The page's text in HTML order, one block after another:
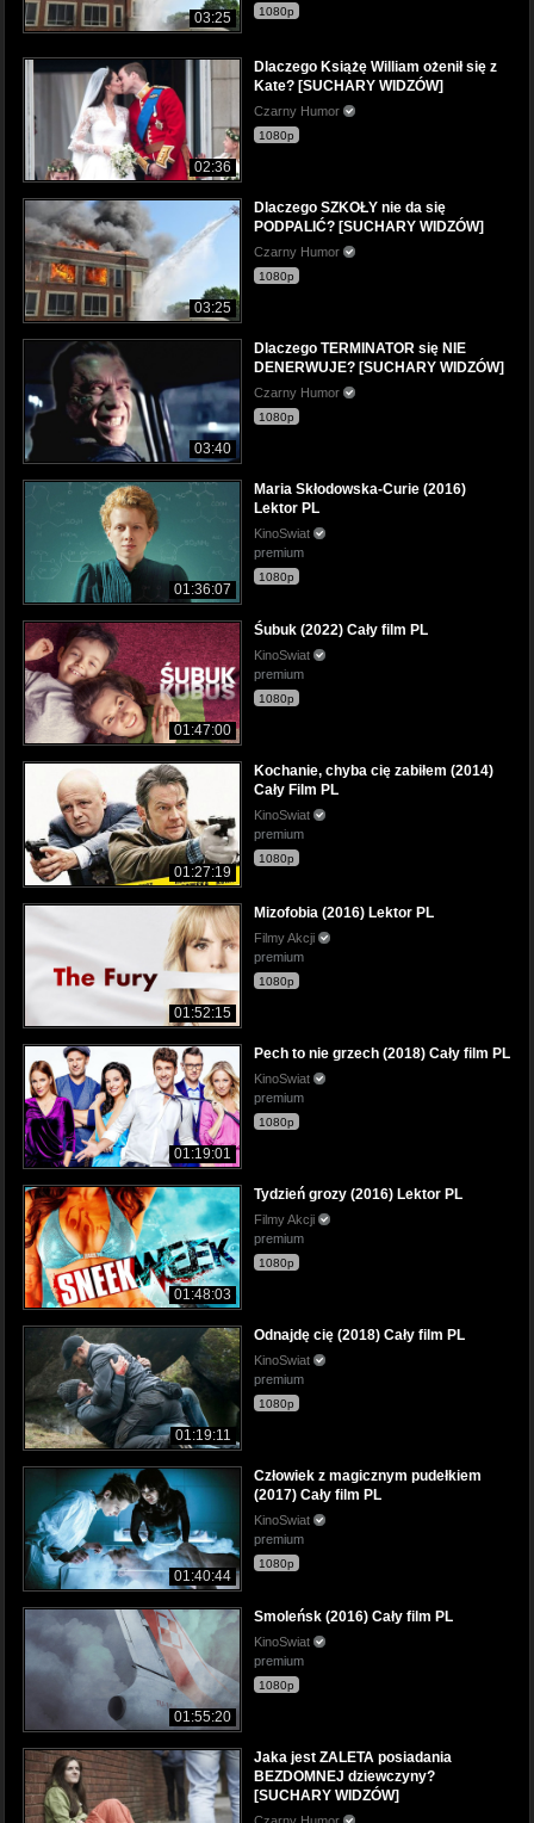
03:25 1080p
02:36
Dlaczego Książę William ożenił się z
Kate? [SUCHARY WIDZÓW]
Czarny Humor
1080p
03:25
Dlaczego SZKOŁY nie da się
PODPALIĆ? [SUCHARY WIDZÓW]
Czarny Humor
1080p
03:40
Dlaczego TERMINATOR się NIE
DENERWUJE? [SUCHARY WIDZÓW]
Czarny Humor
1080p
01:36:07
Maria Skłodowska-Curie (2016)
Lektor PL
KinoSwiat
premium
1080p
01:47:00
Śubuk (2022) Cały film PL
KinoSwiat
premium
1080p
01:27:19
Kochanie, chyba cię zabiłem (2014)
Cały Film PL
KinoSwiat
premium
1080p
01:52:15
Mizofobia (2016) Lektor PL
Filmy Akcji
premium
1080p
01:19:01
Pech to nie grzech (2018) Cały film PL
KinoSwiat
premium
1080p
01:48:03
Tydzień grozy (2016) Lektor PL
Filmy Akcji
premium
1080p
01:19:11
Odnajdę cię (2018) Cały film PL
KinoSwiat
premium
1080p
01:40:44
Człowiek z magicznym pudełkiem
(2017) Cały film PL
KinoSwiat
premium
1080p
01:55:20
Smoleńsk (2016) Cały film PL
KinoSwiat
premium
1080p
Jaka jest ZALETA posiadania
BEZDOMNEJ dziewczyny?
[SUCHARY WIDZÓW]